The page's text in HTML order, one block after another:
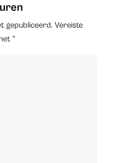
gepubliceerd. Vereiste
*